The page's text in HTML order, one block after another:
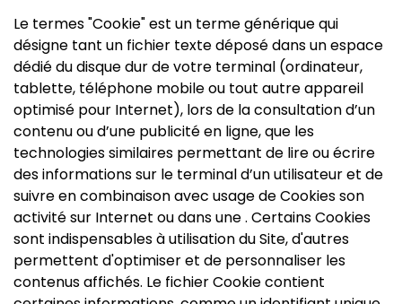
Le termes "Cookie" est un terme générique qui
désigne tant un fichier texte déposé dans un espace
dédié du disque dur de votre terminal (ordinateur,
tablette, téléphone mobile ou tout autre appareil
optimisé pour Internet), lors de la consultation d’un
contenu ou d’une publicité en ligne, que les
technologies similaires permettant de lire ou écrire
des informations sur le terminal d’un utilisateur et de
suivre en combinaison avec usage de Cookies son
activité sur Internet ou dans une . Certains Cookies
sont indispensables à utilisation du Site, d'autres
permettent d'optimiser et de personnaliser les
contenus affichés. Le fichier Cookie contient